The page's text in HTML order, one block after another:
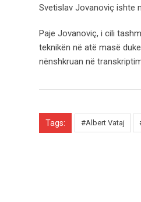
Svetislav Jovanoviç ishte
Paje Jovanoviç, i cili
teknikën në atë masë
nënshkruan në
Tags: #Albert Vataj